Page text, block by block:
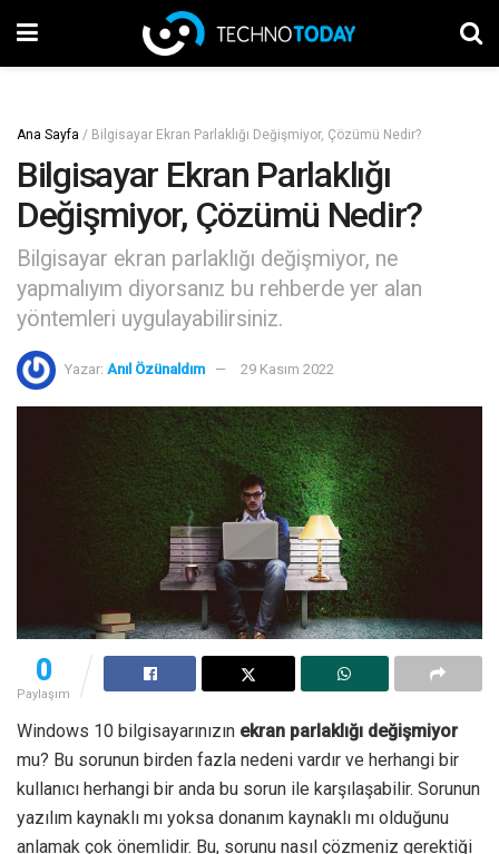
Ana Sayfa / Bilgisayar Ekran Parlaklığı Değişmiyor, Çözümü Nedir?
Bilgisayar Ekran Parlaklığı
Değişmiyor, Çözümü Nedir?
Bilgisayar ekran parlaklığı değişmiyor, ne
yapmalıyım diyorsanız bu rehberde yer alan
yöntemleri uygulayabilirsiniz.
Yazar: Anıl Özünaldım 29 Kasım 2022
0
Paylaşım
Windows 10 bilgisayarınızın ekran parlaklığı değişmiyor
mu? Bu sorunun birden fazla nedeni vardır ve herhangi bir
kullanıcı herhangi bir anda bu sorun ile karşılaşabilir. Sorunun
yazılım kaynaklı mı yoksa donanım kaynaklı mı olduğunu
anlamak çok önemlidir. Bu, sorunu nasıl çözmeniz gerektiği